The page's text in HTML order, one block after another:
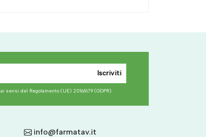
Iscriviti
ai sensi del Regolamento (UE) 2016/679 (GDPR).
info@farmatav.it